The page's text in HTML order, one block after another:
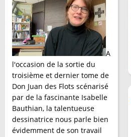
A
l'occasion de la sortie du
troisième et dernier tome de
Don Juan des Flots scénarisé
par de la fascinante Isabelle
Bauthian, la talentueuse
dessinatrice nous parle bien
évidemment de son travail